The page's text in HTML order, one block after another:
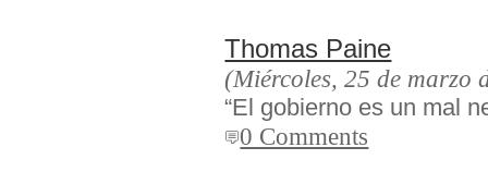
Thomas Paine
(Miércoles, 25 de marzo
“El gobierno es un mal
0 Comments